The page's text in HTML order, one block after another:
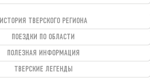
ИСТОРИЯ ТВЕРСКОГО РЕГИОНА
ПОЕЗДКИ ПО ОБЛАСТИ
ПОЛЕЗНАЯ ИНФОРМАЦИЯ
ТВЕРСКИЕ ЛЕГЕНДЫ